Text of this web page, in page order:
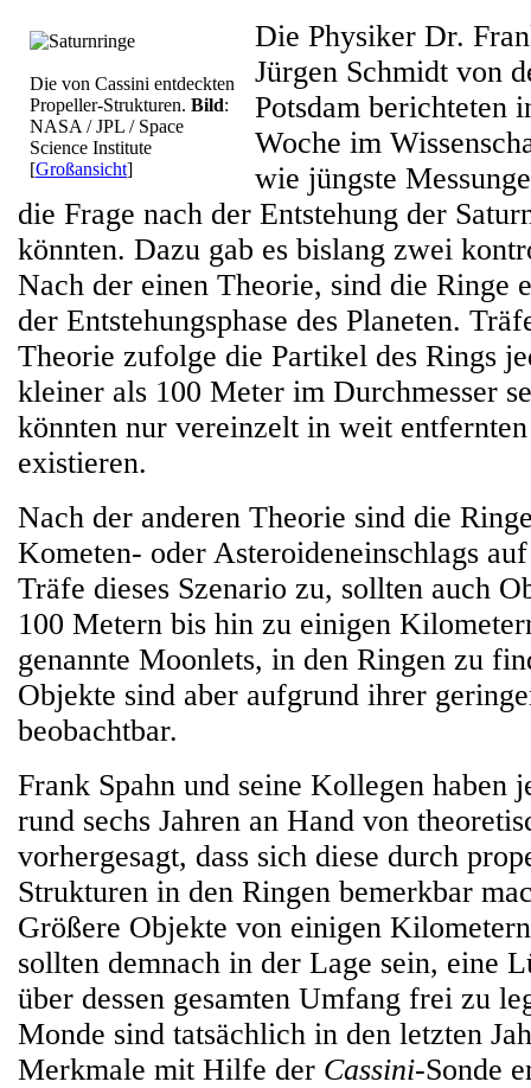
Die von Cassini entdeckten
Propeller-Strukturen. Bild:
NASA / JPL / Space
Science Institute
[Großansicht]
Die Physiker Dr.
Jürgen Schmidt von
Potsdam berichteten
Woche im
wie jüngste
die Frage nach der Entstehung der
könnten. Dazu gab es bislang zwei
Nach der einen Theorie, sind die Ringe
der Entstehungsphase des Planeten.
Theorie zufolge die Partikel des Rings
kleiner als 100 Meter im Durchmesser
könnten nur vereinzelt in weit
existieren.
Nach der anderen Theorie sind die
Kometen- oder Asteroideneinschlags
Träfe dieses Szenario zu, sollten auch
100 Metern bis hin zu einigen
genannte Moonlets, in den Ringen zu
Objekte sind aber aufgrund ihrer
beobachtbar.
Frank Spahn und seine Kollegen haben
rund sechs Jahren an Hand von
vorhergesagt, dass sich diese durch
Strukturen in den Ringen bemerkbar
Größere Objekte von einigen
sollten demnach in der Lage sein, eine
über dessen gesamten Umfang frei zu
Monde sind tatsächlich in den letzten
Merkmale mit Hilfe der Cassini-Sonde